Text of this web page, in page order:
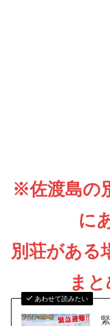
※佐渡島の
に
別荘がある
ま
あわせて読みたい